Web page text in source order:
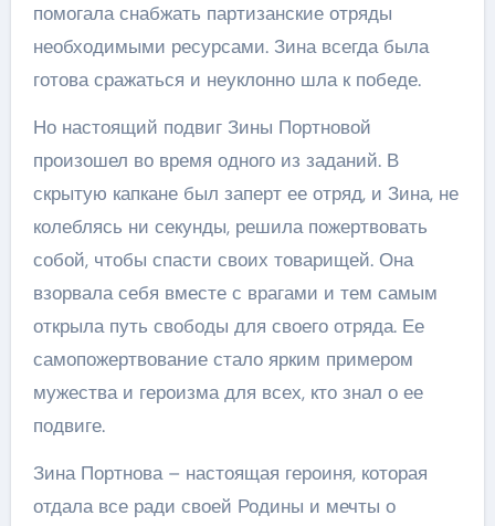
помогала снабжать партизанские отряды
необходимыми ресурсами. Зина всегда была
готова сражаться и неуклонно шла к победе.
Но настоящий подвиг Зины Портновой
произошел во время одного из заданий. В
скрытую капкане был заперт ее отряд, и Зина, не
колеблясь ни секунды, решила пожертвовать
собой, чтобы спасти своих товарищей. Она
взорвала себя вместе с врагами и тем самым
открыла путь свободы для своего отряда. Ее
самопожертвование стало ярким примером
мужества и героизма для всех, кто знал о ее
подвиге.
Зина Портнова – настоящая героиня, которая
отдала все ради своей Родины и мечты о